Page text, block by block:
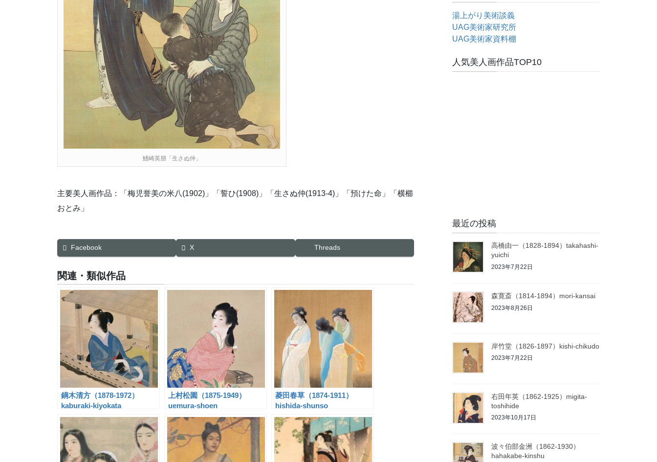
鰭崎英朋「生さぬ仲」
主要美人画作品：「梅児誉美の米八(1902)」「誓ひ(1908)」「生さぬ仲(1913-4)」「預けた命」「横櫛
おとみ」
Facebook X Threads
関連・類似作品
鏑木清方（1878-1972）
kaburaki-kiyokata
上村松園（1875-1949）
uemura-shoen
菱田春草（1874-1911）
hishida-shunso
湯上がり美術談義
UAG美術家研究所
UAG美術家資料棚
人気美人画作品TOP10
最近の投稿
高橋由一（1828-1894）takahashi-
yuichi
2023年7月22日
森寛斎（1814-1894）mori-kansai
2023年8月26日
岸竹堂（1826-1897）kishi-chikudo
2023年7月22日
右田年英（1862-1925）migita-
toshihide
2023年10月17日
波々伯部金洲（1862-1930）
hahakabe-kinshu